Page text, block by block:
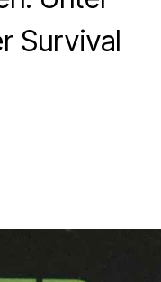
Survival